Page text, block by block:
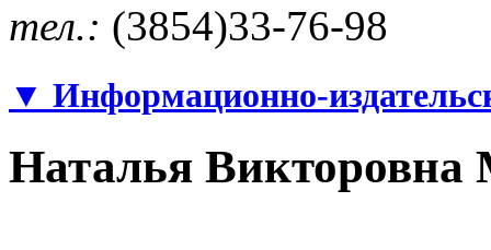
тел.: (3854)33-76-98
▼ Информационно-
Наталья Викторовна